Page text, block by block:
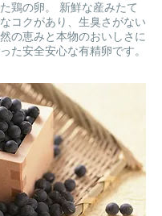
鶏の卵。 新鮮な産みたて
コクがあり、生臭さがない
の恵みと本物のおいしさに
た安全安心な有精卵です。